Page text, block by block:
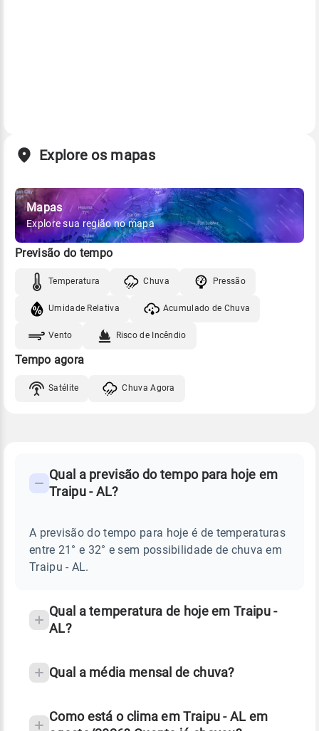
Explore os mapas
Mapas
Explore sua região no mapa
Previsão do tempo
Temperatura Chuva Pressão
Umidade Relativa Acumulado de Chuva
Vento Risco de Incêndio
Tempo agora
Satélite Chuva Agora
TEMPO
Perguntas
sobre
chuva
Qual a previsão do tempo para hoje em
Traipu - AL?
A previsão do tempo para hoje é de temperaturas
entre 21° e 32° e sem possibilidade de chuva em
Traipu - AL.
Qual a temperatura de hoje em Traipu -
AL?
Qual a média mensal de chuva?
Como está o clima em Traipu - AL em